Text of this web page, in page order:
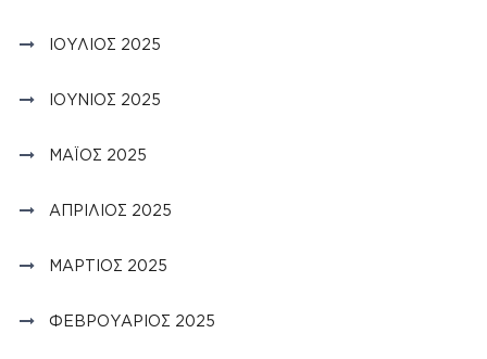
ΙΟΎΛΙΟΣ 2025
ΙΟΎΝΙΟΣ 2025
ΜΆΙΟΣ 2025
ΑΠΡΊΛΙΟΣ 2025
ΜΆΡΤΙΟΣ 2025
ΦΕΒΡΟΥΆΡΙΟΣ 2025